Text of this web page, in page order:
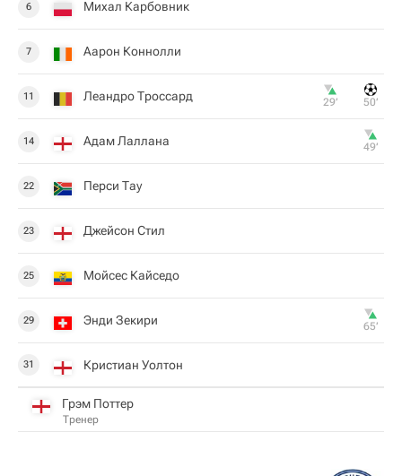
6 Михал Карбовник
7 Аарон Коннолли
11 Леандро Троссард 29‎’‎ 50‎’‎
14 Адам Лаллана 49‎’‎
22 Перси Тау
23 Джейсон Стил
25 Мойсес Кайседо
29 Энди Зекири 65‎’‎
31 Кристиан Уолтон
Грэм Поттер
Тренер